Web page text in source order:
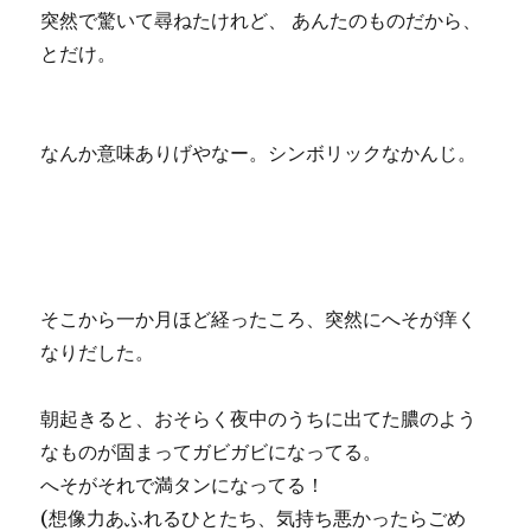
突然で驚いて尋ねたけれど、 あんたのものだから、
とだけ。
なんか意味ありげやなー。シンボリックなかんじ。
そこから一か月ほど経ったころ、突然にへそが痒く
なりだした。
朝起きると、おそらく夜中のうちに出てた膿のよう
なものが固まってガビガビになってる。
へそがそれで満タンになってる！
(想像力あふれるひとたち、気持ち悪かったらごめ